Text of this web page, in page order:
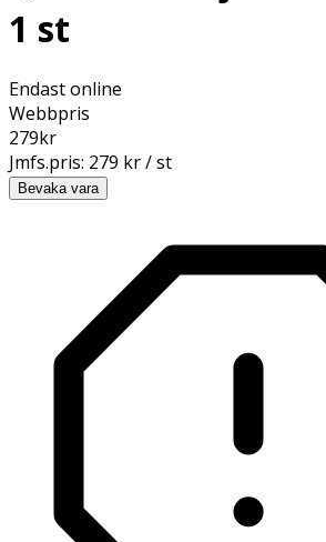
1 st
Endast online
Webbpris
279kr
Jmfs.pris: 279 kr / st
Bevaka vara